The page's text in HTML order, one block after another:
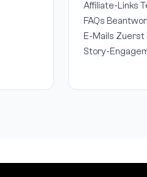
Affiliate-Links
FAQs
E-Mails Zuerst
Story-